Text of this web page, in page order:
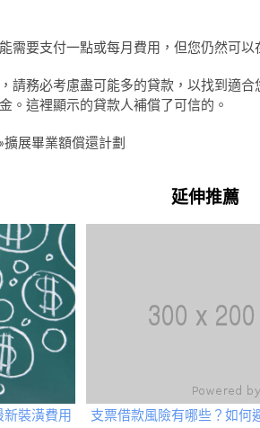
需要支付一點或每月費用，但您仍然可以
請務必考慮盡可能多的貸款，以找到適
。這裡顯示的貸款人補償了可信的。
擴展畢業額償還計劃
延伸推薦
裝潢費用 支票借款風險有哪些？如何